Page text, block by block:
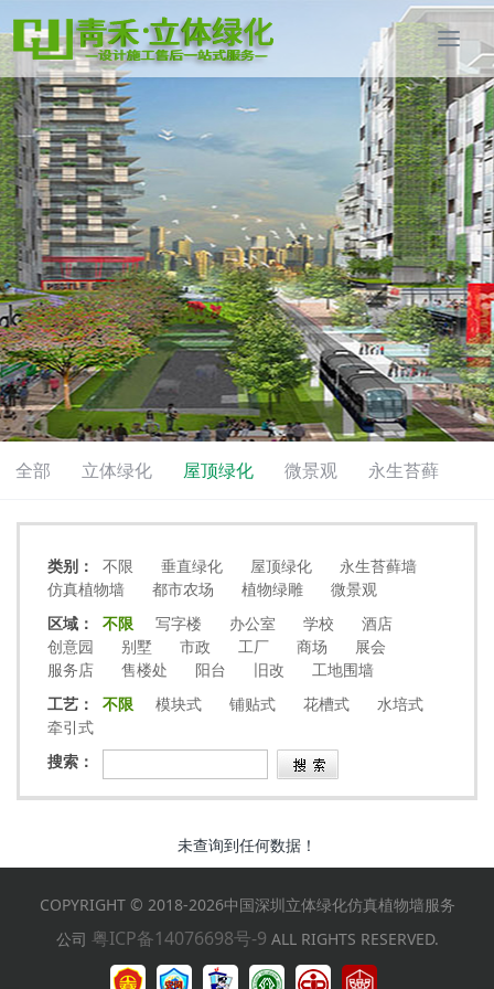
全部 立体绿化 屋顶绿化 微景观 永生苔藓
类别： 不限 垂直绿化 屋顶绿化
永生苔藓墙
仿真植物墙
都市农场 植物绿雕
微景观
区域：
不限 写字楼 办公室 学校
酒店
创意园
别墅 市政 工厂 商场
展会
服务店
售楼处 阳台 旧改
工地围墙
工艺：
不限 模块式 铺贴式 花槽式
水培式
牵引式
搜索：
未查询到任何数据！
COPYRIGHT © 2018-2026中国深圳立体绿化仿真植物墙服务
公司 粤ICP备14076698号-9 ALL RIGHTS RESERVED.